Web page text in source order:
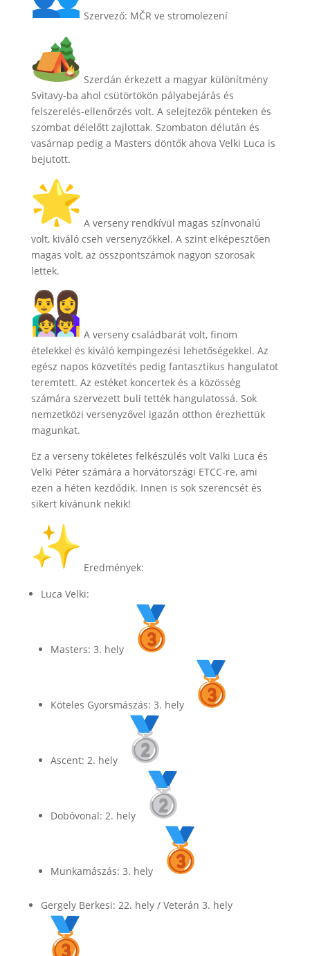
Szervező: MČR ve stromolezení
Szerdán érkezett a magyar különítmény
Svitavy-ba ahol csütörtökön pályabejárás és
felszerelés-ellenőrzés volt. A selejtezők pénteken és
szombat délelőtt zajlottak. Szombaton délután és
vasárnap pedig a Masters döntők ahova Velki Luca is
bejutott.
A verseny rendkívül magas színvonalú
volt, kiváló cseh versenyzőkkel. A szint elképesztően
magas volt, az összpontszámok nagyon szorosak
lettek.
A verseny családbarát volt, finom
ételekkel és kiváló kempingezési lehetőségekkel. Az
egész napos közvetítés pedig fantasztikus hangulatot
teremtett. Az estéket koncertek és a közösség
számára szervezett buli tették hangulatossá. Sok
nemzetközi versenyzővel igazán otthon érezhettük
magunkat.
Ez a verseny tökéletes felkészülés volt Valki Luca és
Velki Péter számára a horvátországi ETCC-re, ami
ezen a héten kezdődik. Innen is sok szerencsét és
sikert kívánunk nekik!
Eredmények:
Luca Velki:
Masters: 3. hely
Köteles Gyorsmászás: 3. hely
Ascent: 2. hely
Dobóvonal: 2. hely
Munkamászás: 3. hely
Gergely Berkesi: 22. hely / Veterán 3. hely